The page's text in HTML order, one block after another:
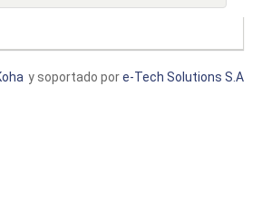
y soportado pore-Tech Solutions S.A